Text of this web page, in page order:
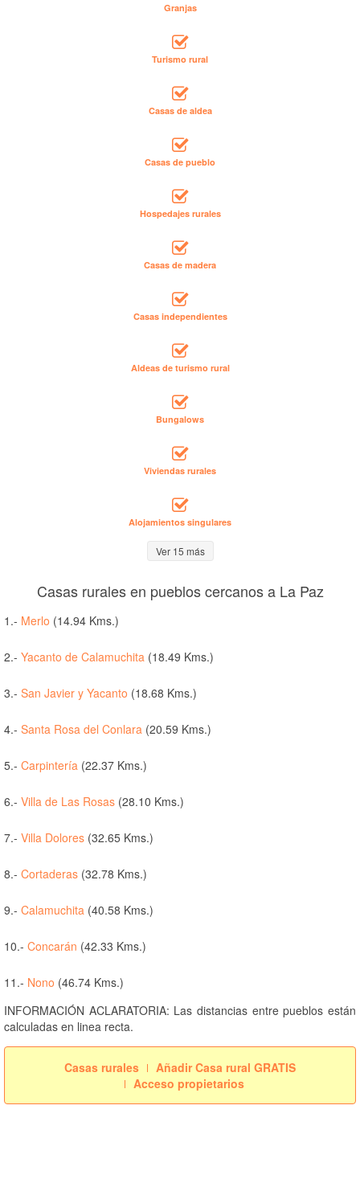
Granjas
Turismo rural
Casas de aldea
Casas de pueblo
Hospedajes rurales
Casas de madera
Casas independientes
Aldeas de turismo rural
Bungalows
Viviendas rurales
Alojamientos singulares
Ver 15 más
Casas rurales en pueblos cercanos a La Paz
1.- Merlo (14.94 Kms.)
2.- Yacanto de Calamuchita (18.49 Kms.)
3.- San Javier y Yacanto (18.68 Kms.)
4.- Santa Rosa del Conlara (20.59 Kms.)
5.- Carpintería (22.37 Kms.)
6.- Villa de Las Rosas (28.10 Kms.)
7.- Villa Dolores (32.65 Kms.)
8.- Cortaderas (32.78 Kms.)
9.- Calamuchita (40.58 Kms.)
10.- Concarán (42.33 Kms.)
11.- Nono (46.74 Kms.)
INFORMACIÓN ACLARATORIA: Las distancias entre pueblos están
calculadas en linea recta.
Casas rurales
Añadir Casa rural GRATIS
Acceso propietarios